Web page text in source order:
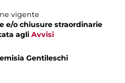
vigente
e/o chiusure straordinarie
agli Avvisi
Gentileschi